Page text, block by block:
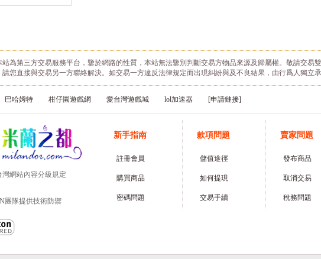
站為第三方交易服務平台，鑒於網路的性質，本站無法鑒別判斷交易方物品來源及歸屬權。敬請交
請您直接與交易另一方聯絡解決。如交易一方違反法律規定而出現糾紛與及不良結果，由行爲人獨立
巴哈姆特 柑仔園遊戲網 愛台灣遊戲城 lol加速器 [申請鏈接]
灣網站內容分級規定
團隊提供技術防禦
新手指南
註冊會員
購買商品
密碼問題
款項問題
儲值途徑
如何提現
交易手續
賣家問題
發布商品
取消交易
稅務問題